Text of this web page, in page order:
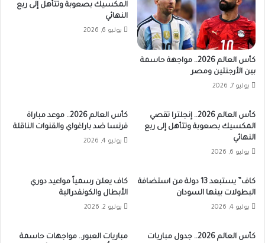
كأس العالم 2026.. مواجهة حاسمة
بين الأرجنتين ومصر
يوليو 7, 2026
المكسيك بصعوبة وتتأهل إلى ربع
النهائي
يوليو 6, 2026
كأس العالم 2026.. إنجلترا تقصي
المكسيك بصعوبة وتتأهل إلى ربع
النهائي
يوليو 6, 2026
كأس العالم 2026.. موعد مباراة
فرنسا ضد باراغواي والقنوات الناقلة
يوليو 4, 2026
كاف” يستبعد 13 دولة من استضافة
البطولات بينها السودان
يوليو 4, 2026
كاف يعلن رسمياً مواعيد دوري
الأبطال والكونفدرالية
يوليو 2, 2026
كأس العالم 2026.. جدول مباريات
مباريات العبور.. مواجهات حاسمة